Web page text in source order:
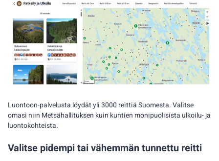
Luontoon-palvelusta löydät yli 3000 reittiä Suomesta. Valitse
omasi niin Metsähallituksen kuin kuntien monipuolisista ulkoilu- ja
luontokohteista.
Valitse pidempi tai vähemmän tunnettu reitti